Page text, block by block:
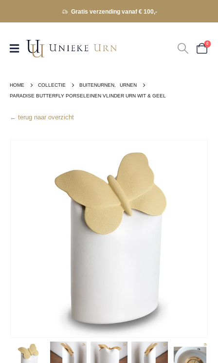
Gratis verzending vanaf € 100,-
0
HOME COLLECTIE BUITENURNEN
URNEN
PARADISE BUTTERFLY PORSELEINEN VLINDER URN WIT & GEEL
← terug naar overzicht